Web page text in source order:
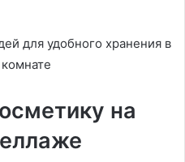
на